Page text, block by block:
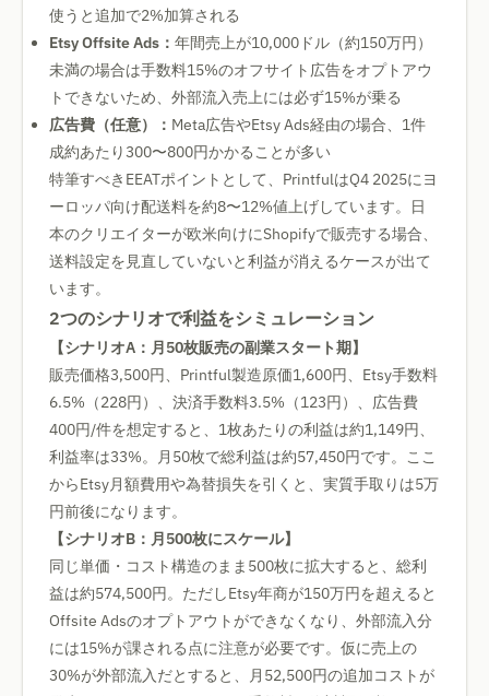
使うと追加で2%加算される
Etsy Offsite Ads： 年間売上が10,000ドル（約150万円）
未満の場合は手数料15%のオフサイト広告をオプトアウ
トできないため、外部流入売上には必ず15%が乗る
広告費（任意）： Meta広告やEtsy Ads経由の場合、1件
成約あたり300〜800円かかることが多い
特筆すべきEEATポイントとして、PrintfulはQ4 2025にヨ
ーロッパ向け配送料を約8〜12%値上げしています。日
本のクリエイターが欧米向けにShopifyで販売する場合、
送料設定を見直していないと利益が消えるケースが出て
います。
2つのシナリオで利益をシミュレーション
【シナリオA：月50枚販売の副業スタート期】
販売価格3,500円、Printful製造原価1,600円、Etsy手数料
6.5%（228円）、決済手数料3.5%（123円）、広告費
400円/件を想定すると、1枚あたりの利益は約1,149円、
利益率は33%。月50枚で総利益は約57,450円です。ここ
からEtsy月額費用や為替損失を引くと、実質手取りは5万
円前後になります。
【シナリオB：月500枚にスケール】
同じ単価・コスト構造のまま500枚に拡大すると、総利
益は約574,500円。ただしEtsy年商が150万円を超えると
Offsite Adsのオプトアウトができなくなり、外部流入分
には15%が課される点に注意が必要です。仮に売上の
30%が外部流入だとすると、月52,500円の追加コストが